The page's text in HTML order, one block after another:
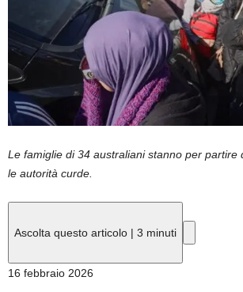
Le famiglie di 34 australiani stanno per partire
le autorità curde.
Ascolta questo articolo | 3 minuti
Pubblicato
16 febbraio 2026